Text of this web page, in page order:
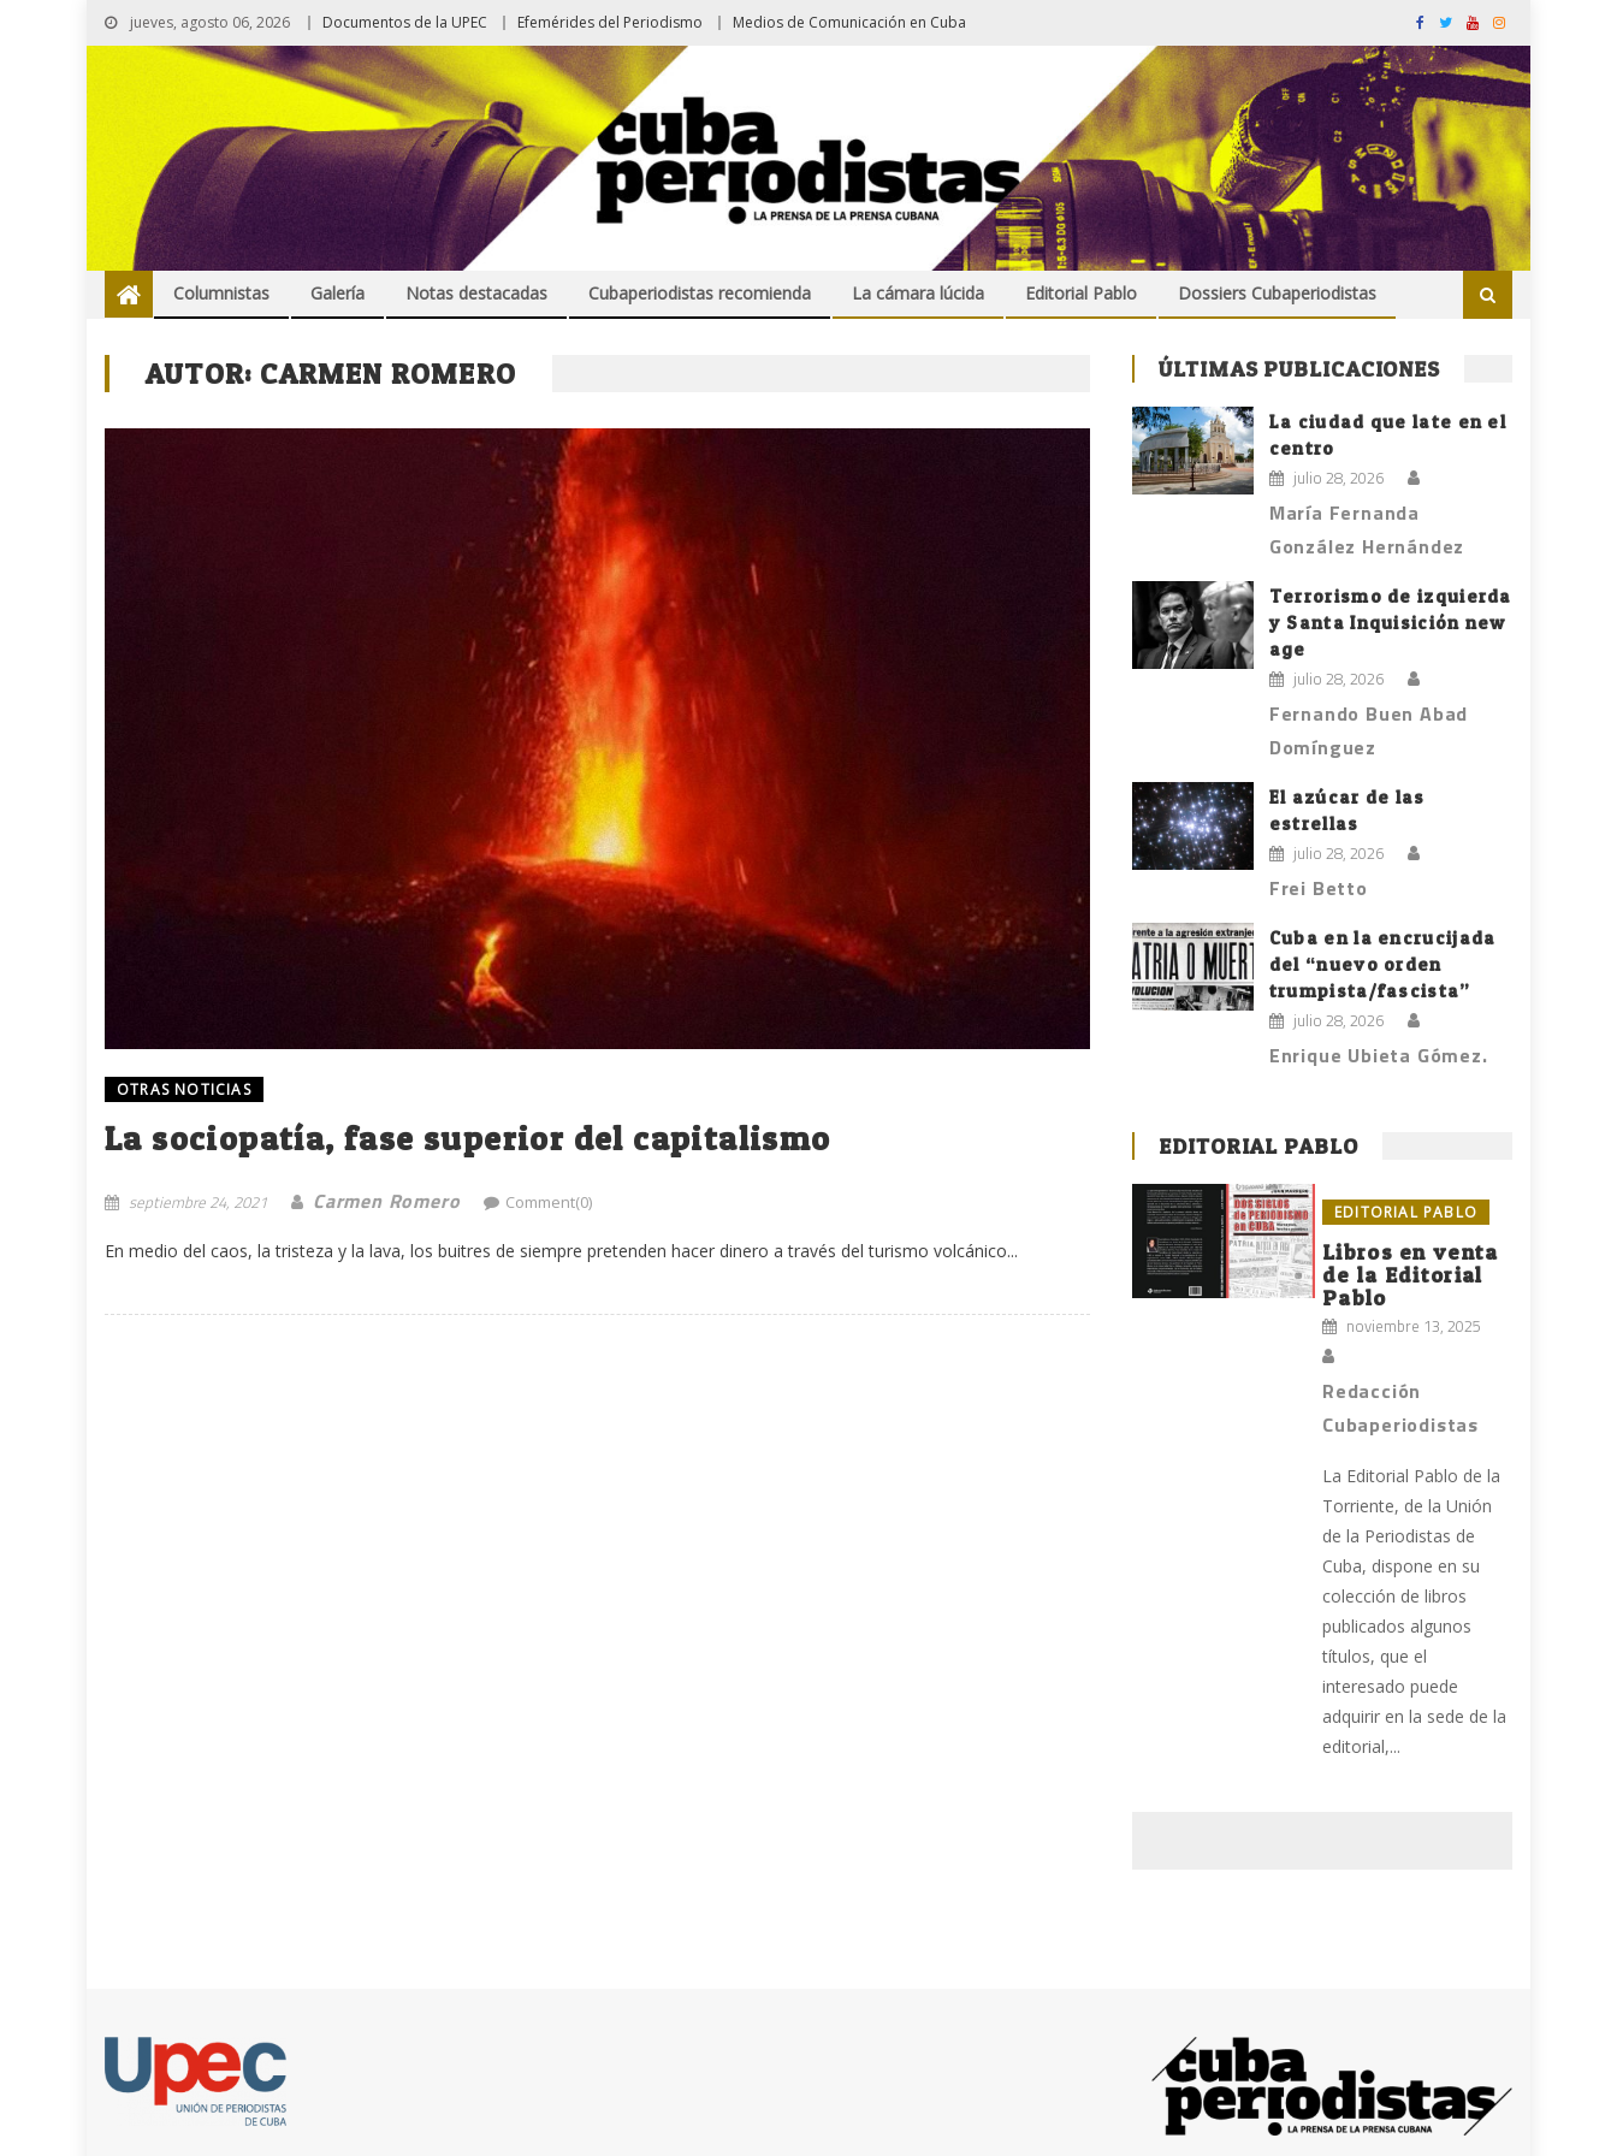
jueves, agosto 06, 2026 Documentos de la UPEC Efemérides del Periodismo Medios de Comunicación en Cuba
Columnistas Galería Notas destacadas Cubaperiodistas recomienda La cámara lúcida Editorial Pablo Dossiers Cubaperiodistas
AUTOR: CARMEN ROMERO
OTRAS NOTICIAS
La sociopatía, fase superior del capitalismo
septiembre 24, 2021 Carmen Romero Comment(0)
En medio del caos, la tristeza y la lava, los buitres de siempre pretenden hacer dinero a través del turismo volcánico...
ÚLTIMAS PUBLICACIONES
La ciudad que late en el
centro
julio 28, 2026
María Fernanda
González Hernández
Terrorismo de izquierda
y Santa Inquisición new
age
julio 28, 2026
Fernando Buen Abad
Domínguez
El azúcar de las
estrellas
julio 28, 2026
Frei Betto
Cuba en la encrucijada
del “nuevo orden
trumpista/fascista”
julio 28, 2026
Enrique Ubieta Gómez.
EDITORIAL PABLO
EDITORIAL PABLO
Libros en venta
de la Editorial
Pablo
noviembre 13, 2025
Redacción
Cubaperiodistas
La Editorial Pablo de la
Torriente, de la Unión
de la Periodistas de
Cuba, dispone en su
colección de libros
publicados algunos
títulos, que el
interesado puede
adquirir en la sede de la
editorial,...